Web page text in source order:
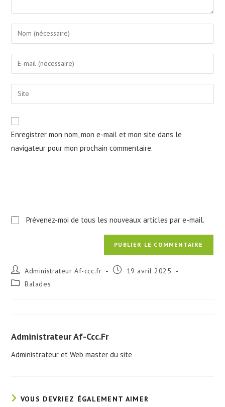
Enter
your
name
comment
Enter
your
email
address
Saisir
l’URL
votre
site
(facultatif)
Enregistrer mon nom, mon e-mail et mon site dans le
navigateur pour mon prochain commentaire.
Prévenez-moi de tous les nouveaux articles par e-mail.
Auteur/autrice
de
la
Administrateur Af-ccc.fr
Publication
19 avril 2025
Post Balades
Administrateur Af-Ccc.fr
Administrateur et Web master du site
VOUS DEVRIEZ ÉGALEMENT AIMER